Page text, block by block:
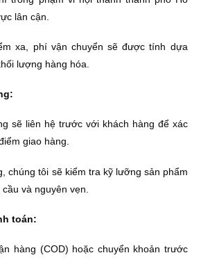
lân cận.
xa, phí vận chuyển sẽ được tính dựa
lượng hàng hóa.
sẽ liên hệ trước với khách hàng để xác
giao hàng.
chúng tôi sẽ kiểm tra kỹ lưỡng sản phẩm
và nguyên vẹn.
toán:
hàng (COD) hoặc chuyển khoản trước